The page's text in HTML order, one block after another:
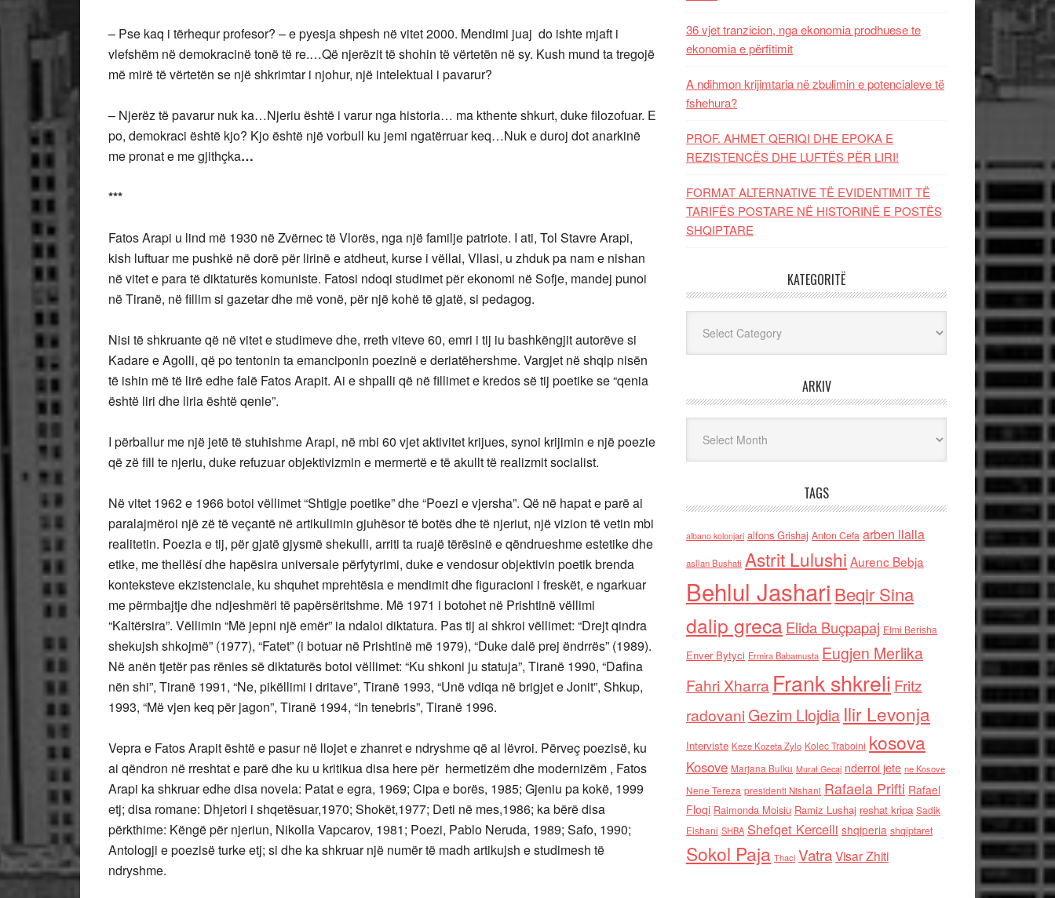
– Pse kaq i tërhequr profesor? – e pyesja shpesh në vitet 2000. Mendimi juaj do ishte mjaft i
vlefshëm në demokracinë tonë të re.…Që njerëzit të shohin të vërtetën në sy. Kush mund ta tregojë
më mirë të vërtetën se një shkrimtar i njohur, një intelektual i pavarur?
– Njerëz të pavarur nuk ka…Njeriu është i varur nga historia… ma kthente shkurt, duke filozofuar. E
po, demokraci është kjo? Kjo është një vorbull ku jemi ngatërruar keq…Nuk e duroj dot anarkinë
me pronat e me gjithçka…
***
Fatos Arapi u lind më 1930 në Zvërnec të Vlorës, nga një familje patriote. I ati, Tol Stavre Arapi,
kish luftuar me pushkë në dorë për lirinë e atdheut, kurse i vëllai, Vllasi, u zhduk pa nam e nishan
në vitet e para të diktaturës komuniste. Fatosi ndoqi studimet për ekonomi në Sofje, mandej punoi
në Tiranë, në fillim si gazetar dhe më vonë, për një kohë të gjatë, si pedagog.
Nisi të shkruante që në vitet e studimeve dhe, rreth viteve 60, emri i tij iu bashkëngjit autorëve si
Kadare e Agolli, që po tentonin ta emanciponin poezinë e deriatëhershme. Vargjet në shqip nisën
të ishin më të lirë edhe falë Fatos Arapit. Ai e shpalli që në fillimet e kredos së tij poetike se “qenia
është liri dhe liria është qenie”.
I përballur me një jetë të stuhishme Arapi, në mbi 60 vjet aktivitet krijues, synoi krijimin e një poezie
që zë fill te njeriu, duke refuzuar objektivizmin e mermertë e të akullt të realizmit socialist.
Në vitet 1962 e 1966 botoi vëllimet “Shtigje poetike” dhe “Poezi e vjersha”. Që në hapat e parë ai
paralajmëroi një zë të veçantë në artikulimin gjuhësor të botës dhe të njeriut, një vizion të vetin mbi
realitetin. Poezia e tij, për gjatë gjysmë shekulli, arriti ta ruajë tërësinë e qëndrueshme estetike dhe
etike, me thellësí dhe hapësira universale përfytyrimi, duke e vendosur objektivin poetik brenda
konteksteve ekzistenciale, ku shquhet mprehtësia e mendimit dhe figuracioni i freskët, e ngarkuar
me përmbajtje dhe ndjeshmëri të papërsëritshme. Më 1971 i botohet në Prishtinë vëllimi
“Kaltërsira”. Vëllimin “Më jepni një emër” ia ndaloi diktatura. Pas tij ai shkroi vëllimet: “Drejt qindra
shekujsh shkojmë” (1977), “Fatet” (i botuar në Prishtinë më 1979), “Duke dalë prej ëndrrës” (1989).
Në anën tjetër pas rënies së diktaturës botoi vëllimet: “Ku shkoni ju statuja”, Tiranë 1990, “Dafina
nën shi”, Tiranë 1991, “Ne, pikëllimi i dritave”, Tiranë 1993, “Unë vdiqa në brigjet e Jonit”, Shkup,
1993, “Më vjen keq për jagon”, Tiranë 1994, “In tenebris”, Tiranë 1996.
Vepra e Fatos Arapit është e pasur në llojet e zhanret e ndryshme që ai lëvroi. Përveç poezisë, ku
ai qëndron në rreshtat e parë dhe ku u kritikua disa here për hermetizëm dhe modernizëm , Fatos
Arapi ka shkruar edhe disa novela: Patat e egra, 1969; Cipa e borës, 1985; Gjeniu pa kokë, 1999
etj; disa romane: Dhjetori i shqetësuar,1970; Shokët,1977; Deti në mes,1986; ka bërë disa
përkthime: Këngë për njeriun, Nikolla Vapcarov, 1981; Poezi, Pablo Neruda, 1989; Safo, 1990;
Antologji e poezisë turke etj; si dhe ka shkruar një numër të madh artikujsh e studimesh të
ndryshme.
36 vjet tranzicion, nga ekonomia prodhuese te
ekonomia e përfitimit
A ndihmon krijimtaria në zbulimin e potencialeve të
fshehura?
PROF. AHMET QERIQI DHE EPOKA E
REZISTENCЁS DHE LUFTЁS PЁR LIRI!
FORMAT ALTERNATIVE TË EVIDENTIMIT TË
TARIFËS POSTARE NË HISTORINË E POSTËS
SHQIPTARE
KATEGORITË
ARKIV
TAGS
albano kolonjari alfons Grishaj Anton Cefa arben llalla
asllan Bushati Astrit Lulushi Aurenc Bebja
Behlul Jashari Beqir Sina
dalip grecaElida Buçpapaj Elmi Berisha
Enver Bytyci Ermira Babamusta Eugjen Merlika
Fahri Xharra Frank shkreli Fritz
radovaniGezim Llojdia Ilir Levonja
Interviste Keze Kozeta Zylo Kolec Traboini kosova
Kosove Marjana Bulku Murat Gecaj nderroi jete ne Kosove
Nene Tereza presidenti Nishani Rafaela Prifti Rafael
Floqi Raimonda Moisiu Ramiz Lushaj reshat kripa Sadik
Elshani SHBA Shefqet Kercelli shqiperia shqiptaret
Sokol Paja Thaci VatraVisar Zhiti